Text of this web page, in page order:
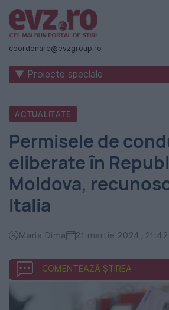
Știri
naționale
internaționale
România
-
Evenimentul
Zilei
coordonare@evzgroup.ro
▼ Proiecte speciale
ACTUALITATE
Permisele de
eliberate în
Moldova,
Italia
Maria Dima 21 martie 2024, 21:42
COMENTEAZĂ ȘTIREA